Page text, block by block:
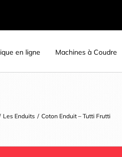
en ligne Machines à Coudre
Les Enduits / Coton Enduit – Tutti Frutti